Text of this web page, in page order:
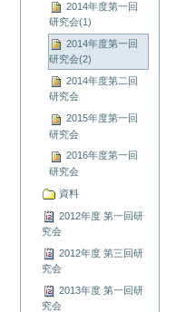
2014年度第一回
研究会(1)
2014年度第一回
研究会(2)
2014年度第二回
研究会
2015年度第一回
研究会
2016年度第一回
研究会
資料
2012年度 第一回研
究会
2012年度 第三回研
究会
2013年度 第一回研
究会